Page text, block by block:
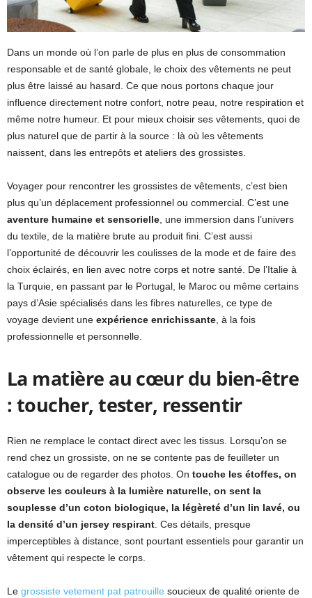
Dans un monde où l’on parle de plus en plus de consommation
responsable et de santé globale, le choix des vêtements ne peut
plus être laissé au hasard. Ce que nous portons chaque jour
influence directement notre confort, notre peau, notre respiration et
même notre humeur. Et pour mieux choisir ses vêtements, quoi de
plus naturel que de partir à la source : là où les vêtements
naissent, dans les entrepôts et ateliers des grossistes.
Voyager pour rencontrer les grossistes de vêtements, c’est bien
plus qu’un déplacement professionnel ou commercial. C’est une
aventure humaine et sensorielle, une immersion dans l’univers
du textile, de la matière brute au produit fini. C’est aussi
l’opportunité de découvrir les coulisses de la mode et de faire des
choix éclairés, en lien avec notre corps et notre santé. De l’Italie à
la Turquie, en passant par le Portugal, le Maroc ou même certains
pays d’Asie spécialisés dans les fibres naturelles, ce type de
voyage devient une expérience enrichissante, à la fois
professionnelle et personnelle.
La matière au cœur du bien-être
: toucher, tester, ressentir
Rien ne remplace le contact direct avec les tissus. Lorsqu’on se
rend chez un grossiste, on ne se contente pas de feuilleter un
catalogue ou de regarder des photos. On touche les étoffes, on
observe les couleurs à la lumière naturelle, on sent la
souplesse d’un coton biologique, la légèreté d’un lin lavé, ou
la densité d’un jersey respirant. Ces détails, presque
imperceptibles à distance, sont pourtant essentiels pour garantir un
vêtement qui respecte le corps.
Le grossiste vetement pat patrouille soucieux de qualité oriente de